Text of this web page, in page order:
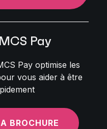
Pay
Pay optimise les
vous aider à être
BROCHURE